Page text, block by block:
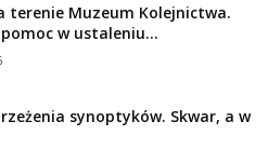
terenie Muzeum Kolejnictwa.
w ustaleniu...
synoptyków. Skwar, a w